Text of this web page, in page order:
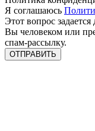
Я соглашаюсь
Этот вопрос
Вы человеком или
спам-рассылку.